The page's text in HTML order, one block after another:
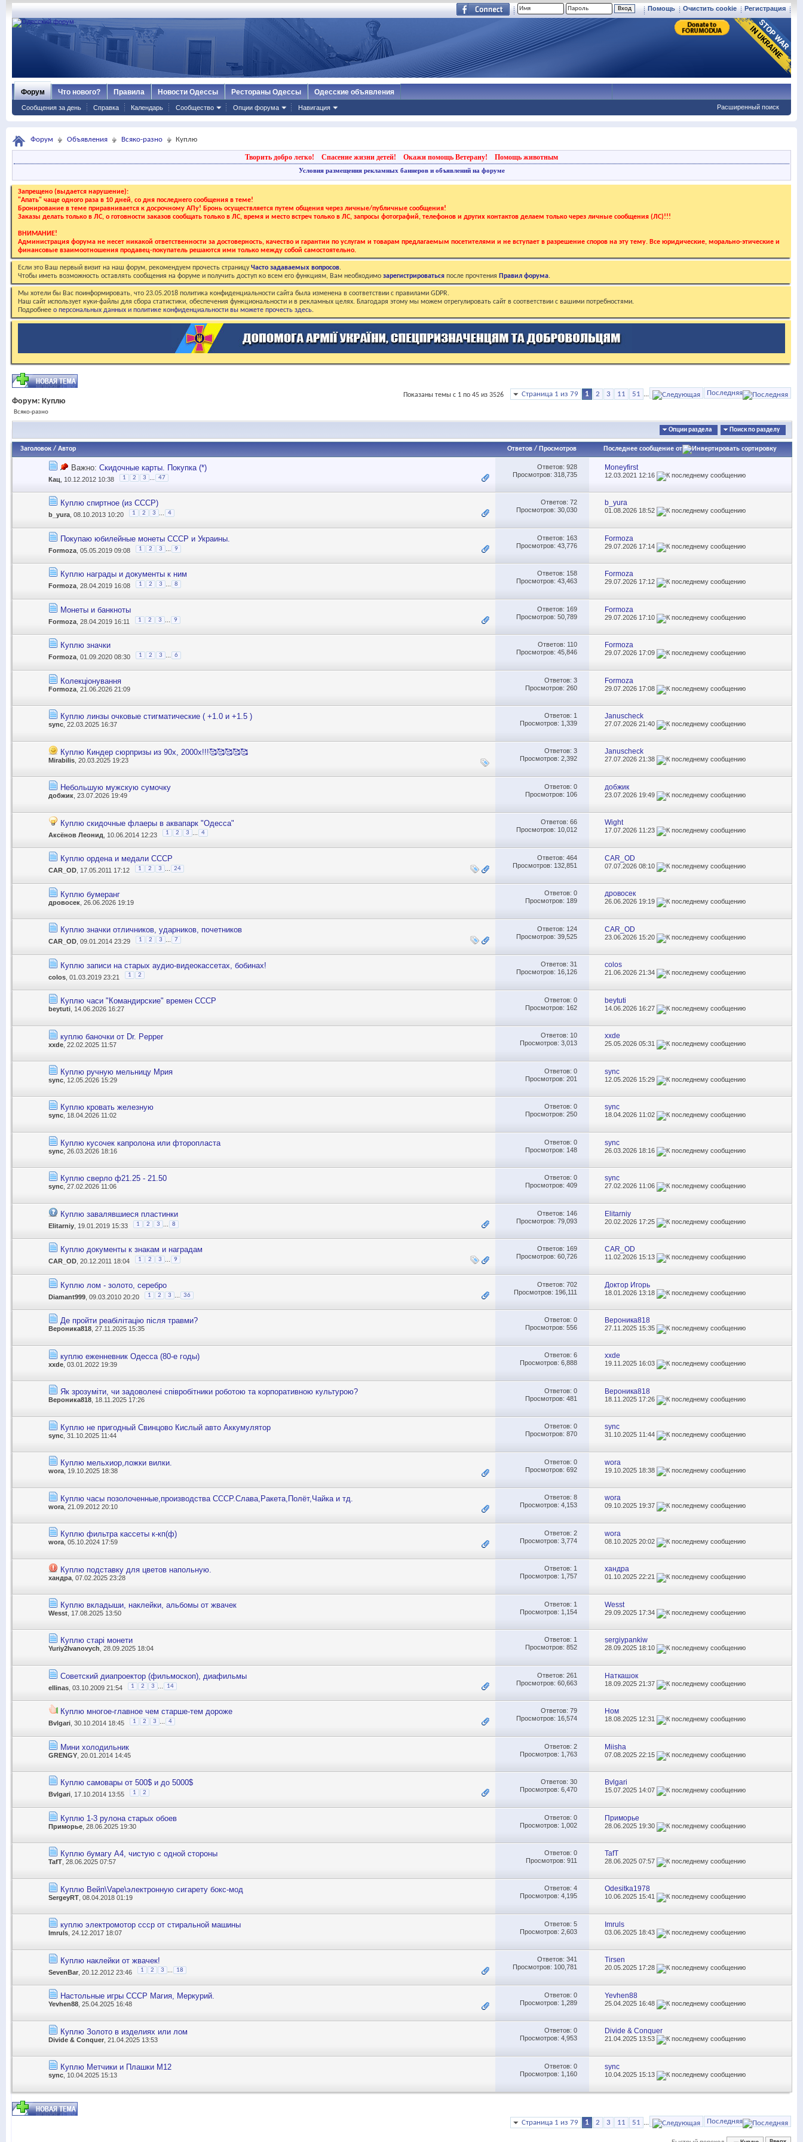
Регистрация
Очистить cookie
Помощь
Форум
Сообщения за день Справка Календарь Сообщество Опции форума Навигация
Что нового? Правила Новости Одессы Рестораны Одессы Одесские объявления
Расширенный поиск
Форум Объявления Всяко-разно Куплю
Творить добро легко! Спасение жизни детей! Окажи помощь Ветерану! Помощь животным
Условия размещения рекламных баннеров и объявлений на форуме
Запрещено (выдается нарушение):
"Апать" чаще одного раза в 10 дней, со дня последнего сообщения в теме!
Бронирование в теме приравнивается к досрочному АПу! Бронь осуществляется путем общения через личные/публичные сообщения!
Заказы делать только в ЛС, о готовности заказов сообщать только в ЛС, время и место встреч только в ЛС, запросы фотографий, телефонов и других контактов делаем только через личные сообщения (ЛС)!!!
ВНИМАНИЕ!
Администрация форума не несет никакой ответственности за достоверность, качество и гарантии по услугам и товарам предлагаемым посетителями и не вступает в разрешение споров на эту тему. Все юридические, морально-этические и
финансовые взаимоотношения продавец-покупатель решаются ими только между собой самостоятельно.
Если это Ваш первый визит на наш форум, рекомендуем прочесть страницуЧасто задаваемых вопросов.
Чтобы иметь возможность оставлять сообщения на форуме и получить доступ ко всем его функциям, Вам необходимо зарегистрироваться после прочтения Правил форума.
Мы хотели бы Вас поинформировать, что 23.05.2018 политика конфиденциальности сайта была изменена в соответствии с правилами GDPR.
Наш сайт использует куки-файлы для сбора статистики, обеспечения функциональности и в рекламных целях. Благодаря этому мы можем отрегулировать сайт в соответствии с вашими потребностями.
Подробнее о персональных данных и политике конфиденциальности вы можете прочесть здесь.
Страница 1 из 79 1 2 3 11 51 ... Последняя
Показаны темы с 1 по 45 из 3526
Форум: Куплю
Всяко-разно
Опции раздела Поиск по разделу
Заголовок / Автор Ответов/ Просмотров Последнее сообщение от
Важно: Скидочные карты. Покупка (*)
Кац , 10.12.2012 10:38 1 2 3 47
Ответов: 928
Просмотров: 318,735
Moneyfirst
12.03.2021 12:16
Куплю спиртное (из СССР)
b_yura , 08.10.2013 10:20 1 2 3 4
Ответов: 72
Просмотров: 30,030
b_yura
01.08.2026 18:52
Покупаю юбилейные монеты СССР и Украины.
Formoza , 05.05.2019 09:08 1 2 3 9
Ответов: 163
Просмотров: 43,776
Formoza
29.07.2026 17:14
Куплю награды и документы к ним
Formoza , 28.04.2019 16:08 1 2 3 8
Ответов: 158
Просмотров: 43,463
Formoza
29.07.2026 17:12
Монеты и банкноты
Formoza , 28.04.2019 16:11 1 2 3 9
Ответов: 169
Просмотров: 50,789
Formoza
29.07.2026 17:10
Куплю значки
Formoza , 01.09.2020 08:30 1 2 3 6
Ответов: 110
Просмотров: 45,846
Formoza
29.07.2026 17:09
Колекціонування
Formoza , 21.06.2026 21:09
Ответов: 3
Просмотров: 260
Formoza
29.07.2026 17:08
Куплю линзы очковые стигматические ( +1.0 и +1.5 )
sync , 22.03.2025 16:37
Ответов: 1
Просмотров: 1,339
Januscheck
27.07.202621:40
Куплю Киндер сюрпризы из 90х, 2000х!!!🥰🥰🥰🥰🥰
Mirabilis , 20.03.2025 19:23
Ответов: 3
Просмотров: 2,392
Januscheck
27.07.202621:38
Небольшую мужскую сумочку
добжик , 23.07.2026 19:49
Ответов: 0
Просмотров: 106
добжик
23.07.2026 19:49
Куплю скидочные флаеры в аквапарк "Одесса"
Аксёнов Леонид , 10.06.2014 12:23 1 2 3 ... 4
Ответов: 66
Просмотров: 10,012
Wight
17.07.202611:23
Куплю ордена и медали СССР
CAR_OD , 17.05.2011 17:12 1 2 3 24
Ответов: 464
Просмотров: 132,851
CAR_OD
07.07.202608:10
Куплю бумеранг
дровосек , 26.06.2026 19:19
Ответов: 0
Просмотров: 189
дровосек
26.06.2026 19:19
Куплю значки отличников, ударников, почетников
CAR_OD , 09.01.2014 23:29 1 2 3 7
Ответов: 124
Просмотров: 39,525
CAR_OD
23.06.2026 15:20
Куплю записи на старых аудио-видеокассетах, бобинах!
colos , 01.03.2019 23:21 1 2
Ответов: 31
Просмотров: 16,126
colos
21.06.202621:34
Куплю часи "Командирские" времен СССР
beytuti , 14.06.2026 16:27
Ответов: 0
Просмотров: 162
beytuti
14.06.2026 16:27
куплю баночки от Dr. Pepper
xxde , 22.02.2025 11:57
Ответов: 10
Просмотров: 3,013
xxde
25.05.202605:31
Куплю ручную мельницу Мрия
sync , 12.05.2026 15:29
Ответов: 0
Просмотров: 201
sync
12.05.2026 15:29
Куплю кровать железную
sync, 18.04.2026 11:02
Ответов: 0
Просмотров: 250
sync
18.04.2026 11:02
Куплю кусочек капролона или фторопласта
sync , 26.03.2026 18:16
Ответов: 0
Просмотров: 148
sync
26.03.2026 18:16
Куплю сверло ф21.25 - 21.50
sync , 27.02.2026 11:06
Ответов: 0
Просмотров: 409
sync
27.02.2026 11:06
Куплю завалявшиеся пластинки
Elitarniy , 19.01.2019 15:33 1 2 3 8
Ответов: 146
Просмотров: 79,093
Elitarniy
20.02.2026 17:25
Куплю документы к знакам и наградам
CAR_OD , 20.12.2011 18:04 1 2 3 9
Ответов: 169
Просмотров: 60,726
CAR_OD
11.02.2026 15:13
Куплю лом - золото, серебро
Diamant999 , 09.03.2010 20:20 1 2 3 36
Ответов: 702
Просмотров: 196,111
Доктор Игорь
18.01.2026 13:18
Де пройти реабілітацію після травми?
Вероника818 , 27.11.2025 15:35
Ответов: 0
Просмотров: 556
Вероника818
27.11.2025 15:35
куплю еженневник Одесса (80-е годы)
xxde , 03.01.2022 19:39
Ответов: 6
Просмотров: 6,888
xxde
19.11.202516:03
Як зрозуміти, чи задоволені співробітники роботою та корпоративною культурою?
Вероника818 , 18.11.2025 17:26
Ответов: 0
Просмотров: 481
Вероника818
18.11.2025 17:26
Куплю не пригодный Свинцово Кислый авто Аккумулятор
sync , 31.10.2025 11:44
Ответов: 0
Просмотров: 870
sync
31.10.2025 11:44
Куплю мельхиор,ложки вилки.
wora , 19.10.2025 18:38
Ответов: 0
Просмотров: 692
wora
19.10.2025 18:38
Куплю часы позолоченные,производства СССР.Слава,Ракета,Полёт,Чайка и тд.
wora , 21.09.2012 20:10
Ответов: 8
Просмотров: 4,153
wora
09.10.2025 19:37
Куплю фильтра кассеты к-кп(ф)
wora , 05.10.2024 17:59
Ответов: 2
Просмотров: 3,774
wora
08.10.202520:02
Куплю подставку для цветов напольную.
хандра , 07.02.2025 23:28
Ответов: 1
Просмотров: 1,757
хандра
01.10.202522:21
Куплю вкладыши, наклейки, альбомы от жвачек
Wesst , 17.08.2025 13:50
Ответов: 1
Просмотров: 1,154
Wesst
29.09.2025 17:34
Куплю старі монети
Yuriy2Ivanovych, 28.09.2025 18:04
Ответов: 1
Просмотров: 852
sergiypankiw
28.09.2025 18:10
Советский диапроектор (фильмоскоп), диафильмы
ellinas , 03.10.2009 21:54 1 2 3 14
Ответов: 261
Просмотров: 60,663
Наткашок
18.09.202521:37
Куплю многое-главное чем старше-тем дороже
Bvlgari , 30.10.2014 18:45 1 2 3 4
Ответов: 79
Просмотров: 16,574
Ном
18.08.2025 12:31
Мини холодильник
GRENGY , 20.01.2014 14:45
Ответов: 2
Просмотров: 1,763
Miisha
07.08.202522:15
Куплю самовары от 500$ и до 5000$
Bvlgari , 17.10.2014 13:55 1 2
Ответов: 30
Просмотров: 6,470
Bvlgari
15.07.2025 14:07
Куплю 1-3 рулона старых обоев
Приморье , 28.06.2025 19:30
Ответов: 0
Просмотров: 1,002
Приморье
28.06.2025 19:30
Куплю бумагу А4, чистую с одной стороны
TafT , 28.06.2025 07:57
Ответов: 0
Просмотров: 911
TafT
28.06.202507:57
Куплю Вейп\Vape\электронную сигарету бокс-мод
SergeyRT , 08.04.2018 01:19
Ответов: 4
Просмотров: 4,195
Odesitka1978
10.06.202515:41
куплю электромотор ссср от стиральной машины
Imruls , 24.12.2017 18:07
Ответов: 5
Просмотров: 2,603
Imruls
03.06.2025 18:43
Куплю наклейки от жвачек!
SevenBar , 20.12.2012 23:46 1 2 3 ... 18
Ответов: 341
Просмотров: 100,781
Tirsen
20.05.202517:28
Настольные игры СССР Магия, Меркурий.
Yevhen88 , 25.04.2025 16:48
Ответов: 0
Просмотров: 1,289
Yevhen88
25.04.2025 16:48
Куплю Золото в изделиях или лом
Divide & Conquer , 21.04.2025 13:53
Ответов: 0
Просмотров: 4,953
Divide & Conquer
21.04.2025 13:53
Куплю Метчики и Плашки М12
sync , 10.04.2025 15:13
Ответов: 0
Просмотров: 1,160
sync
10.04.2025 15:13
Страница 1 из 79 1 2 3 11 51 Последняя